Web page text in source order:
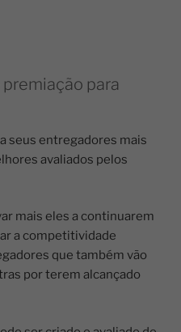
para
seus entregadores mais
avaliados pelos
mais eles a continuarem
a competitividade
que também vão
por terem alcançado